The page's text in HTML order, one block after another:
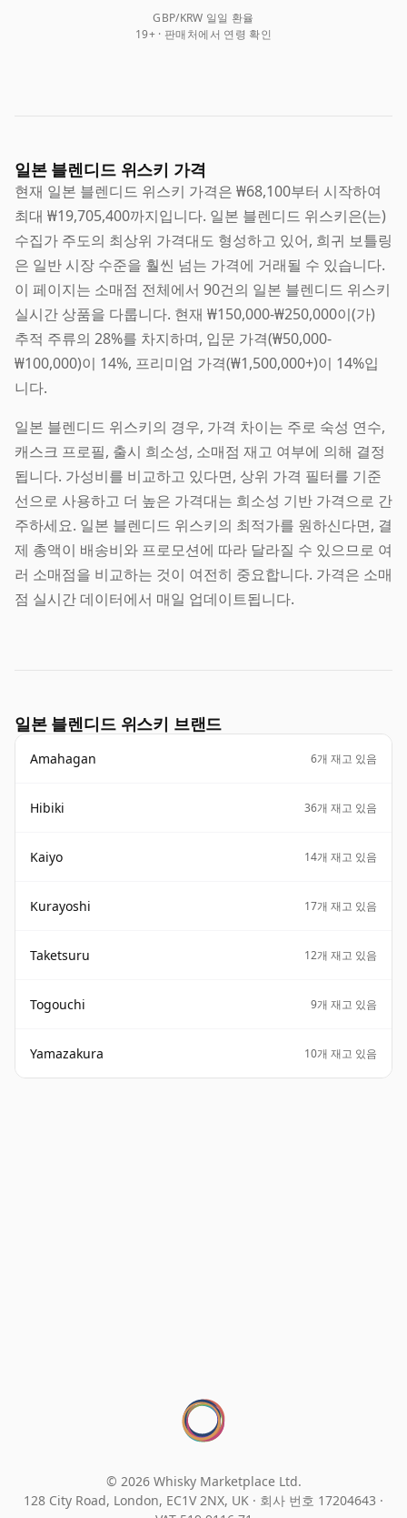
GBP/KRW 일일 환율
19+ · 판매처에서 연령 확인
일본 블렌디드 위스키 가격
현재 일본 블렌디드 위스키 가격은 ₩68,100부터 시작하여
최대 ₩19,705,400까지입니다. 일본 블렌디드 위스키은(는)
수집가 주도의 최상위 가격대도 형성하고 있어, 희귀 보틀링
은 일반 시장 수준을 훨씬 넘는 가격에 거래될 수 있습니다.
이 페이지는 소매점 전체에서 90건의 일본 블렌디드 위스키
실시간 상품을 다룹니다. 현재 ₩150,000-₩250,000이(가)
추적 주류의 28%를 차지하며, 입문 가격(₩50,000-
₩100,000)이 14%, 프리미엄 가격(₩1,500,000+)이 14%입
니다.
일본 블렌디드 위스키의 경우, 가격 차이는 주로 숙성 연수,
캐스크 프로필, 출시 희소성, 소매점 재고 여부에 의해 결정
됩니다. 가성비를 비교하고 있다면, 상위 가격 필터를 기준
선으로 사용하고 더 높은 가격대는 희소성 기반 가격으로 간
주하세요. 일본 블렌디드 위스키의 최적가를 원하신다면, 결
제 총액이 배송비와 프로모션에 따라 달라질 수 있으므로 여
러 소매점을 비교하는 것이 여전히 중요합니다. 가격은 소매
점 실시간 데이터에서 매일 업데이트됩니다.
일본 블렌디드 위스키 브랜드
Amahagan 6개 재고 있음
Hibiki 36개 재고 있음
Kaiyo 14개 재고 있음
Kurayoshi 17개 재고 있음
Taketsuru 12개 재고 있음
Togouchi 9개 재고 있음
Yamazakura 10개 재고 있음
© 2026 Whisky Marketplace Ltd.
128 City Road, London, EC1V 2NX, UK · 회사 번호 17204643 ·